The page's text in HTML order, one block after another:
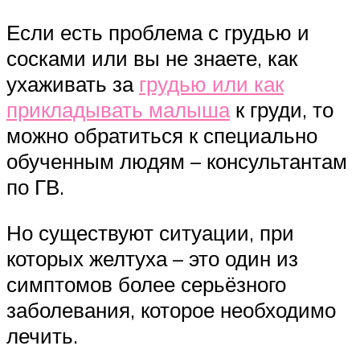
Если есть проблема с грудью и
сосками или вы не знаете, как
ухаживать за грудью или как
прикладывать малышак груди, то
можно обратиться к специально
обученным людям – консультантам
по ГВ.
Но существуют ситуации, при
которых желтуха – это один из
симптомов более серьёзного
заболевания, которое необходимо
лечить.